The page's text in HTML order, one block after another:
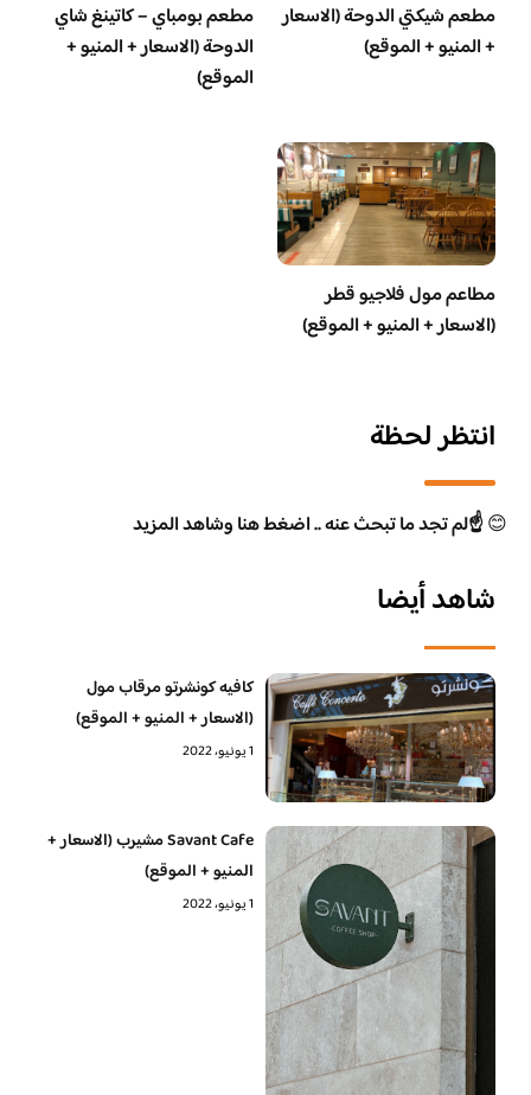
مطعم شيكتي الدوحة (الاسعار
+ المنيو + الموقع)
مطعم بومباي – كاتينغ شاي
الدوحة (الاسعار + المنيو +
الموقع)
مطاعم مول فلاجيو قطر
(الاسعار + المنيو + الموقع)
انتظر لحظة
😊☝️لم تجد ما تبحث عنه .. اضغط هنا وشاهد المزيد
شاهد أيضا
كافيه كونشرتو مرقاب مول
(الاسعار + المنيو + الموقع)
1 يونيو، 2022
Savant Cafe مشيرب (الاسعار +
المنيو + الموقع)
1 يونيو، 2022